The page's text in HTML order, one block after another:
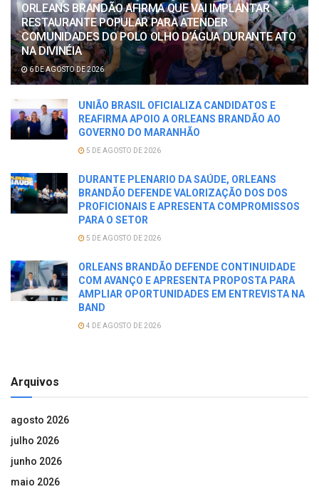
ORLEANS BRANDÃO AFIRMA QUE VAI IMPLANTAR
RESTAURANTE POPULAR PARA ATENDER
COMUNIDADES DO POLO OLHO D’ÁGUA DURANTE ATO
NA DIVINÉIA
6 DE AGOSTO DE 2026
UNIÃO BRASIL OFICIALIZA CANDIDATOS E
REAFIRMA APOIO A ORLEANS BRANDÃO AO
GOVERNO DO MARANHÃO
5 DE AGOSTO DE 2026
DURANTE PLENARIO DA SAÚDE, ORLEANS
BRANDÃO DEFENDE VALORIZAÇÃO DOS DOS
PROFICIONAIS E APRESENTA COMPROMISSOS
PARA O SETOR
5 DE AGOSTO DE 2026
ORLEANS BRANDÃO DEFENDE CONTINUIDADE
COM AVANÇO E APRESENTA PROPOSTA PARA
AMPLIAR OPORTUNIDADES EM ENTREVISTA NA
BAND
4 DE AGOSTO DE 2026
Arquivos
agosto 2026
julho 2026
junho 2026
maio 2026